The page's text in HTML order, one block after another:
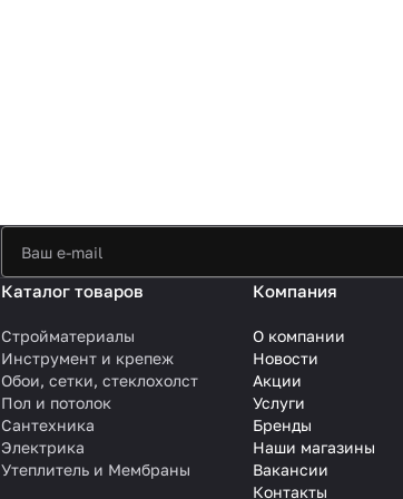
Каталог товаров
Стройматериалы
Инструмент и крепеж
Обои, сетки, стеклохолст
Пол и потолок
Сантехника
Электрика
Утеплитель и Мембраны
Компания
О компании
Новости
Акции
Услуги
Бренды
Наши магазины
Вакансии
Контакты